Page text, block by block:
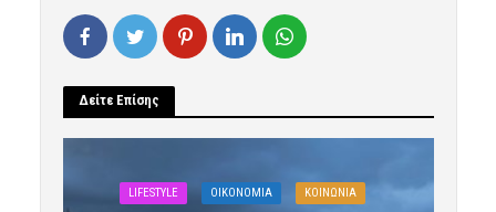
Δείτε Επίσης
LIFESTYLE OIKONOMIA ΚΟΙΝΩΝΙΑ